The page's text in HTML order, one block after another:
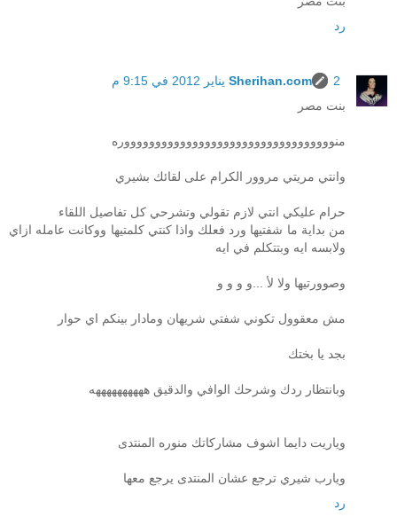
رد
Sherihan.com
2 يناير 2012 في 9:15 م
بنت مصر
منووووووووووووووووووووووووووووووووووره
وانتي مريتي مروور الكرام على لقائك بشيري
حرام عليكي انتي لازم تقولي وتشرحي كل تفاصيل اللقاء
من بداية ما شفتيها ورد فعلك واذا كنتي كلمتيها ووكانت عامله ازاي
ولابسه ايه وبتتكلم في ايه
وصوورتيها ولا لأ ...و و و و
مش معقوول تكوني شفتي شريهان ومادار بينكم اي حوار
بجد يا بختك
وبانتظار ردك وشرحك الوافي والدقيق ههههههههههه
وياريت دايما اشوف مشاركاتك منوره المنتدى
ويارب شيري ترجع عشان المنتدى يرجع معها
رد